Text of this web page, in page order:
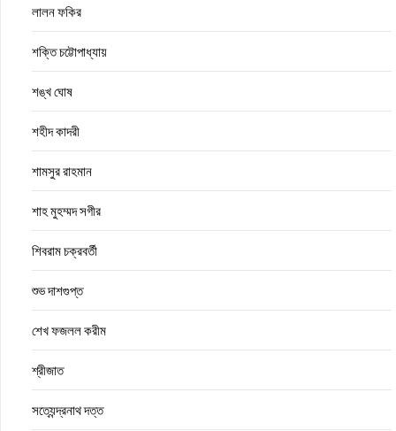
লালন ফকির
শক্তি চট্টোপাধ্যায়
শঙ্খ ঘোষ
শহীদ কাদরী
শামসুর রাহমান
শাহ মুহম্মদ সগীর
শিবরাম চক্রবর্তী
শুভ দাশগুপ্ত
শেখ ফজলল করীম
শ্রীজাত
সত্যেন্দ্রনাথ দত্ত